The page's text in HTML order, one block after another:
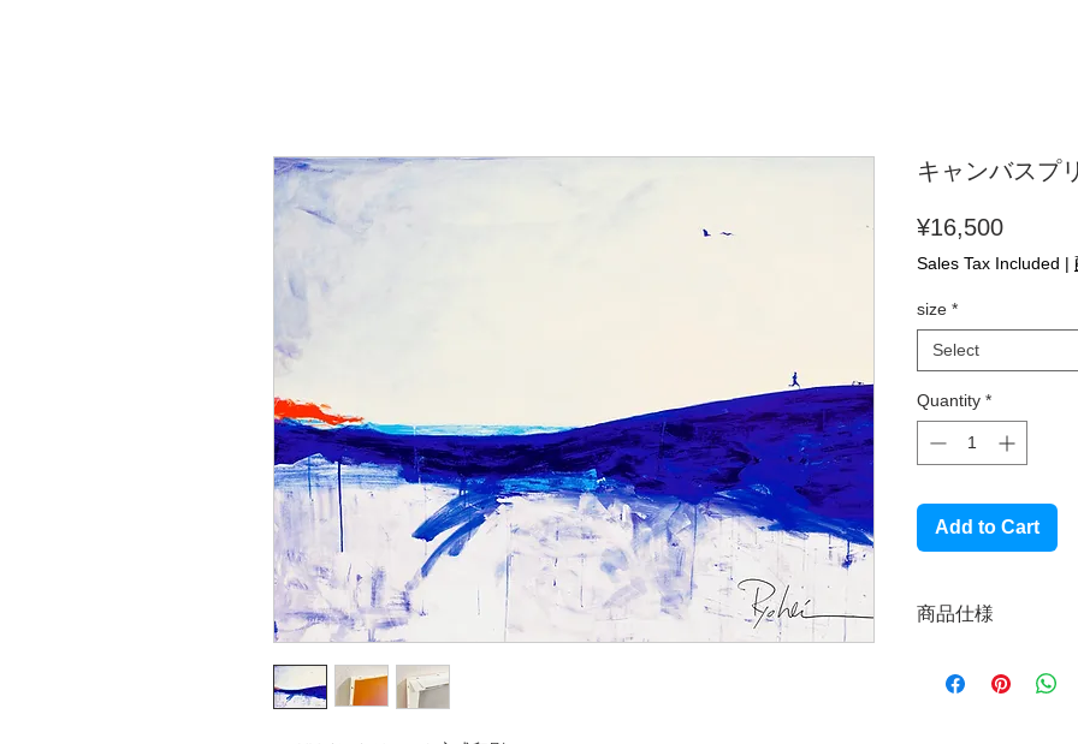
キャンバスプ
¥16,500Price
Sales Tax Included |
size *
Select
Quantity *
Add to Cart
商品仕様
麻100％のプリント